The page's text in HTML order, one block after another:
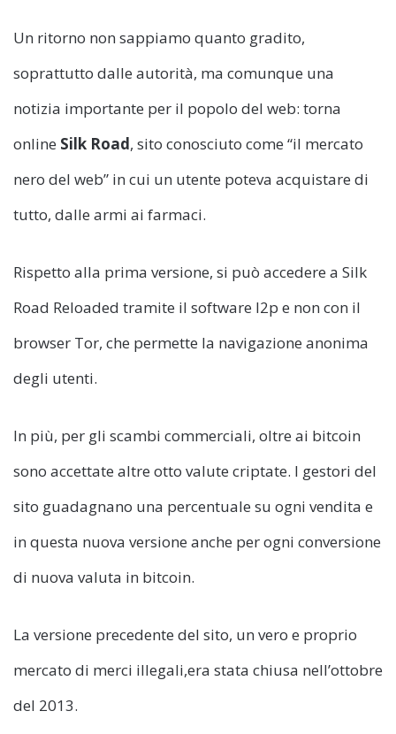
Un ritorno non sappiamo quanto gradito,
soprattutto dalle autorità, ma comunque una
notizia importante per il popolo del web: torna
online Silk Road, sito conosciuto come “il mercato
nero del web” in cui un utente poteva acquistare di
tutto, dalle armi ai farmaci.
Rispetto alla prima versione, si può accedere a Silk
Road Reloaded tramite il software I2p e non con il
browser Tor, che permette la navigazione anonima
degli utenti.
In più, per gli scambi commerciali, oltre ai bitcoin
sono accettate altre otto valute criptate. I gestori del
sito guadagnano una percentuale su ogni vendita e
in questa nuova versione anche per ogni conversione
di nuova valuta in bitcoin.
La versione precedente del sito, un vero e proprio
mercato di merci illegali,era stata chiusa nell’ottobre
del 2013.